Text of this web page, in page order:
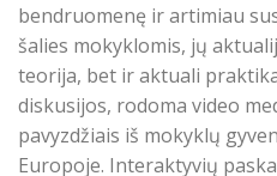
bendruomenę ir artimiau
šalies mokyklomis, jų
teorija, bet ir aktuali
diskusijos, rodoma video
pavyzdžiais iš mokyklų
Europoje. Interaktyvių